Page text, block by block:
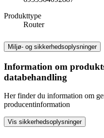
Produkttype
Router
Miljø- og sikkerhedsoplysninger
Information om
databehandling
Her finder du information om
producentinformation
Vis sikkerhedsoplysninger